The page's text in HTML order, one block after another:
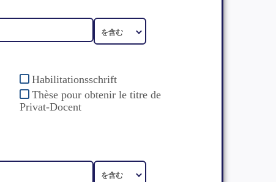
Habilitationsschrift
Thèse pour obtenir le titre de
Privat-Docent